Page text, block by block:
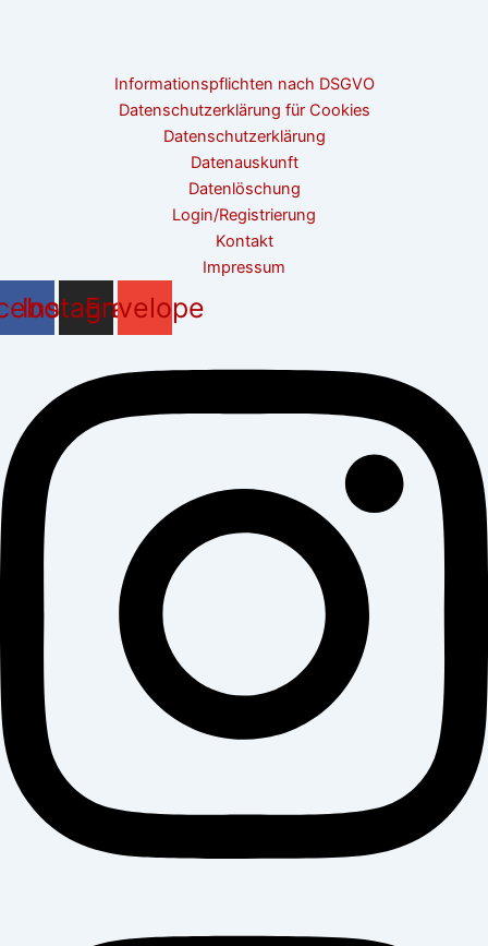
Informationspflichten nach DSGVO
Datenschutzerklärung für Cookies
Datenschutzerklärung
Datenauskunft
Datenlöschung
Login/Registrierung
Kontakt
Impressum
InstagramEnvelope